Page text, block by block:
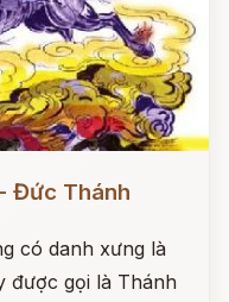
Đức Thánh
có danh xưng là
được gọi là Thánh